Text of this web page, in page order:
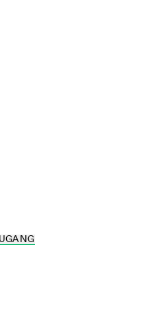
für Printabonnenten